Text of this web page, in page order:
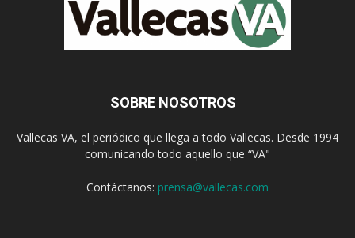
SOBRE NOSOTROS
Vallecas VA, el periódico que llega a todo Vallecas. Desde 1994
comunicando todo aquello que “VA"
Contáctanos: prensa@vallecas.com